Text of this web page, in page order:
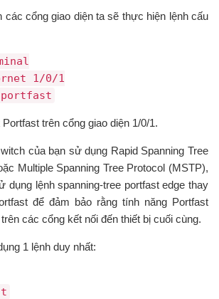
các cổng giao diện ta sẽ thực hiện lệnh cấu
1/0/1
portfast
trên cổng giao diện 1/0/1.
của bạn sử dụng Rapid Spanning Tree
Multiple Spanning Tree Protocol (MSTP),
dụng lệnh spanning-tree portfast edge thay
để đảm bảo rằng tính năng Portfast
các cổng kết nối đến thiết bị cuối cùng.
1 lệnh duy nhất: